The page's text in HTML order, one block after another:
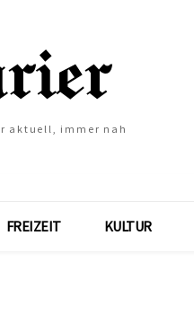
aktuell, immer nah
FREIZEIT KULTUR